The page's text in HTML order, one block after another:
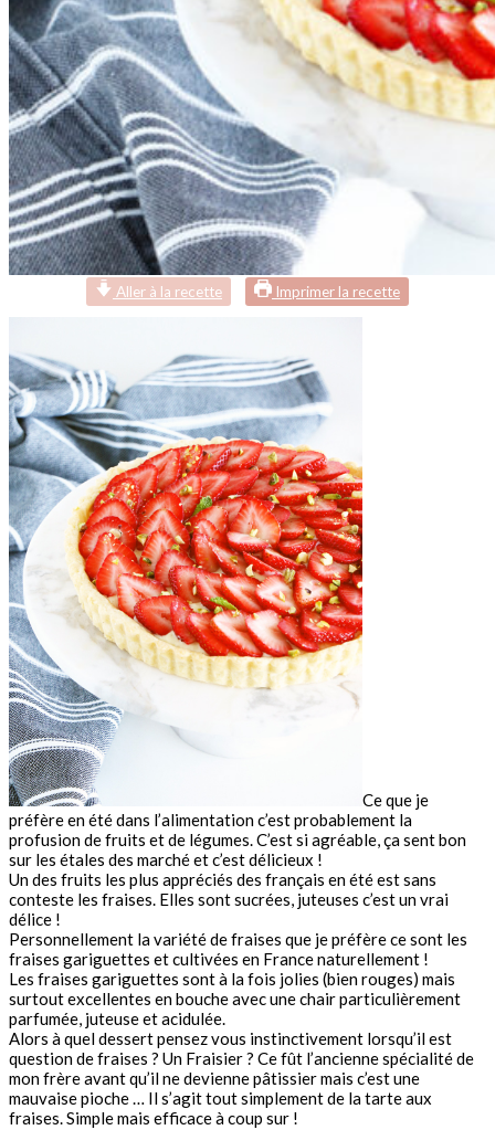
Aller à la recette Imprimer la recette
Ce que je
préfère en été dans l’alimentation c’est probablement la
profusion de fruits et de légumes. C’est si agréable, ça sent bon
sur les étales des marché et c’est délicieux !
Un des fruits les plus appréciés des français en été est sans
conteste les fraises. Elles sont sucrées, juteuses c’est un vrai
délice !
Personnellement la variété de fraises que je préfère ce sont les
fraises gariguettes et cultivées en France naturellement !
Les fraises gariguettes sont à la fois jolies (bien rouges) mais
surtout excellentes en bouche avec une chair particulièrement
parfumée, juteuse et acidulée.
Alors à quel dessert pensez vous instinctivement lorsqu’il est
question de fraises ? Un Fraisier ? Ce fût l’ancienne spécialité de
mon frère avant qu’il ne devienne pâtissier mais c’est une
mauvaise pioche … Il s’agit tout simplement de la tarte aux
fraises. Simple mais efficace à coup sur !